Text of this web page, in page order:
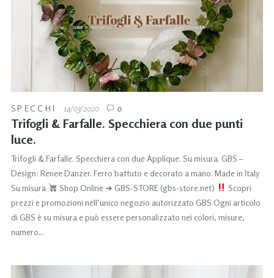
SPECCHI 14/03/2020 0
Trifogli & Farfalle. Specchiera con due punti
luce.
Trifogli & Farfalle. Specchiera con due Applique. Su misura. GBS –
Design: Renee Danzer. Ferro battuto e decorato a mano. Made in Italy
Su misura
Shop Online ➜ GBS-STORE (gbs-store.net)
Scopri
prezzi e promozioni nell’unico negozio autorizzato GBS Ogni articolo
di GBS è su misura e può essere personalizzato nei colori, misure,
numero…